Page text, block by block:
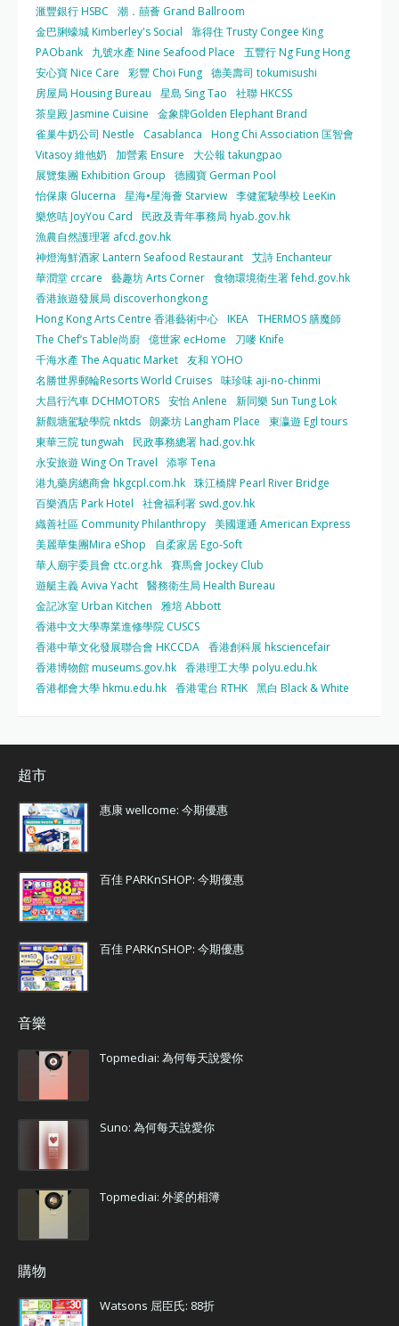
滙豐銀行 HSBC
潮．囍薈 Grand Ballroom
金巴脷蠔城 Kimberley's Social
靠得住 Trusty Congee King
PAObank
九號水產 Nine Seafood Place
五豐行 Ng Fung Hong
安心寶 Nice Care
彩豐 Choi Fung 德美壽司 tokumisushi
房屋局 Housing Bureau
星島 Sing Tao
社聯 HKCSS
茶皇殿 Jasmine Cuisine
金象牌Golden Elephant Brand
雀巢牛奶公司 Nestle
Casablanca
Hong Chi Association 匡智會
Vitasoy 維他奶
加營素 Ensure
大公報 takungpao
展覽集團 Exhibition Group
德國寶 German Pool
怡保康 Glucerna
星海•星海薈 Starview 李健駕駛學校 LeeKin
樂悠咭 JoyYou Card
民政及青年事務局 hyab.gov.hk
漁農自然護理署 afcd.gov.hk
神燈海鮮酒家 Lantern Seafood Restaurant 艾詩 Enchanteur
華潤堂 crcare
藝趣坊 Arts Corner 食物環境衛生署 fehd.gov.hk
香港旅遊發展局 discoverhongkong
Hong Kong Arts Centre 香港藝術中心 IKEA THERMOS 膳魔師
The Chef’s Table尚廚 億世家 ecHome
刀嘜 Knife
千海水產 The Aquatic Market 友和 YOHO
名勝世界郵輪Resorts World Cruises 味珍味 aji-no-chinmi
大昌行汽車 DCHMOTORS 安怡 Anlene
新同樂 Sun Tung Lok
新觀塘駕駛學院 nktds 朗豪坊 Langham Place
東瀛遊 Egl tours
東華三院 tungwah
民政事務總署 had.gov.hk
永安旅遊 Wing On Travel
添寧 Tena
港九藥房總商會 hkgcpl.com.hk 珠江橋牌 Pearl River Bridge
百樂酒店 Park Hotel
社會福利署 swd.gov.hk
織善社區 Community Philanthropy 美國運通 American Express
美麗華集團Mira eShop
自柔家居 Ego-Soft
華人廟宇委員會 ctc.org.hk 賽馬會 Jockey Club
遊艇主義 Aviva Yacht 醫務衛生局 Health Bureau
金記冰室 Urban Kitchen
雅培 Abbott
香港中文大學專業進修學院 CUSCS
香港中華文化發展聯合會 HKCCDA 香港創科展 hksciencefair
香港博物館 museums.gov.hk 香港理工大學 polyu.edu.hk
香港都會大學 hkmu.edu.hk 香港電台 RTHK 黑白 Black & White
超市
惠康 wellcome: 今期優惠
百佳 PARKnSHOP: 今期優惠
百佳 PARKnSHOP: 今期優惠
音樂
Topmediai: 為何每天說愛你
Suno: 為何每天說愛你
Topmediai: 外婆的相簿
購物
Watsons 屈臣氏: 88折